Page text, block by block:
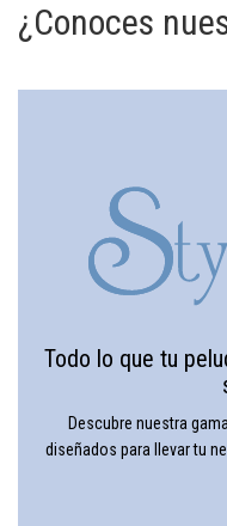
¿Conoces
Todo lo que tu
Descubre nuestra
diseñados para llevar tu